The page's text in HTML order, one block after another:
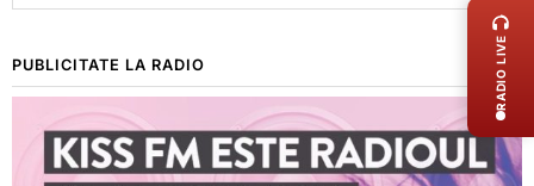
PUBLICITATE LA RADIO RADIO LIVE